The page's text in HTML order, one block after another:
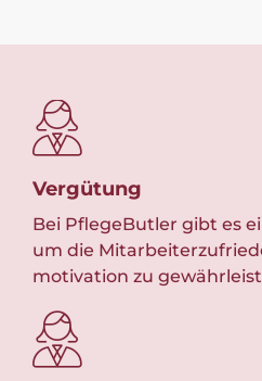
Vergütung
Bei PflegeButler gibt es
um die
motivation zu